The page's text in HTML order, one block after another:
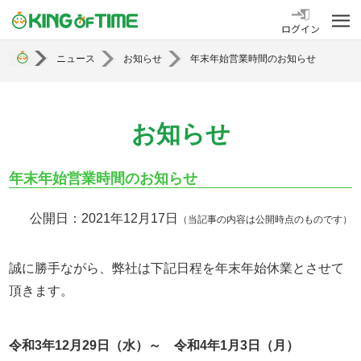
勤怠管理システム KING OF TIME
ログイン
ニュース お知らせ 年末年始営業時間のお知らせ
お知らせ
年末年始営業時間のお知らせ
公開日：2021年12月17日 （当記事の内容は公開時点のものです）
誠に勝手ながら、弊社は下記日程を年末年始休業とさせて
頂きます。
令和3年12月29日（水）～ 令和4年1月3日（月）